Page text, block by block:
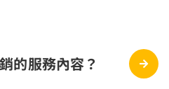
的服務內容？